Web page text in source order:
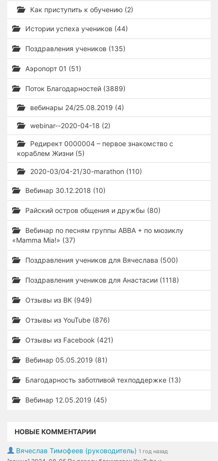
Как приступить к обучению (2)
Истории успеха учеников (44)
Поздравления учеников (135)
Аэропорт 01 (51)
Поток Благодарностей (3889)
вебинары 24/25.08.2019 (4)
webinar--2020-04-18 (2)
Редирект 0000004 – первое знакомство с
кораблем Жизни (5)
2020-03/04-21/30-marathon (110)
Вебинар 30.12.2018 (10)
Райский остров общения и дружбы (80)
Вебинар по песням группы ABBA + по мюзиклу
«Mamma Mia!» (37)
Поздравления учеников для Вячеслава (500)
Поздравления учеников для Анастасии (1118)
Отзывы из ВК (949)
Отзывы из YouTube (876)
Отзывы из Facebook (421)
Вебинар 05.05.2019 (81)
Благодарность заботливой техподдержке (13)
Вебинар 12.05.2019 (45)
НОВЫЕ КОММЕНТАРИИ
Вячеслав Тимофеев (руководитель) 1 год назад